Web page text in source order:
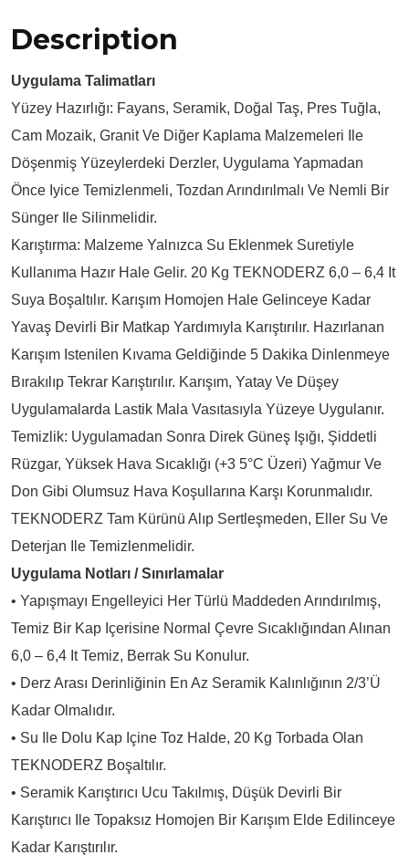
Description
Uygulama Talimatları
Yüzey Hazırlığı: Fayans, Seramik, Doğal Taş, Pres Tuğla,
Cam Mozaik, Granit Ve Diğer Kaplama Malzemeleri Ile
Döşenmiş Yüzeylerdeki Derzler, Uygulama Yapmadan
Önce Iyice Temizlenmeli, Tozdan Arındırılmalı Ve Nemli Bir
Sünger Ile Silinmelidir.
Karıştırma: Malzeme Yalnızca Su Eklenmek Suretiyle
Kullanıma Hazır Hale Gelir. 20 Kg TEKNODERZ 6,0 – 6,4 It
Suya Boşaltılır. Karışım Homojen Hale Gelinceye Kadar
Yavaş Devirli Bir Matkap Yardımıyla Karıştırılır. Hazırlanan
Karışım Istenilen Kıvama Geldiğinde 5 Dakika Dinlenmeye
Bırakılıp Tekrar Karıştırılır. Karışım, Yatay Ve Düşey
Uygulamalarda Lastik Mala Vasıtasıyla Yüzeye Uygulanır.
Temizlik: Uygulamadan Sonra Direk Güneş Işığı, Şiddetli
Rüzgar, Yüksek Hava Sıcaklığı (+3 5°C Üzeri) Yağmur Ve
Don Gibi Olumsuz Hava Koşullarına Karşı Korunmalıdır.
TEKNODERZ Tam Kürünü Alıp Sertleşmeden, Eller Su Ve
Deterjan Ile Temizlenmelidir.
Uygulama Notları / Sınırlamalar
• Yapışmayı Engelleyici Her Türlü Maddeden Arındırılmış,
Temiz Bir Kap Içerisine Normal Çevre Sıcaklığından Alınan
6,0 – 6,4 It Temiz, Berrak Su Konulur.
• Derz Arası Derinliğinin En Az Seramik Kalınlığının 2/3’ü
Kadar Olmalıdır.
• Su Ile Dolu Kap Içine Toz Halde, 20 Kg Torbada Olan
TEKNODERZ Boşaltılır.
• Seramik Karıştırıcı Ucu Takılmış, Düşük Devirli Bir
Karıştırıcı Ile Topaksız Homojen Bir Karışım Elde Edilinceye
Kadar Karıştırılır.